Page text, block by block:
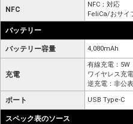
NFC
NFC：対応
FeliCa/おサイ
バッテリー
バッテリー容量 4,080mAh
充電
有線充電：5W
ワイヤレス充
逆充電：非公表
ポート USB Type-C
スペック表のソース